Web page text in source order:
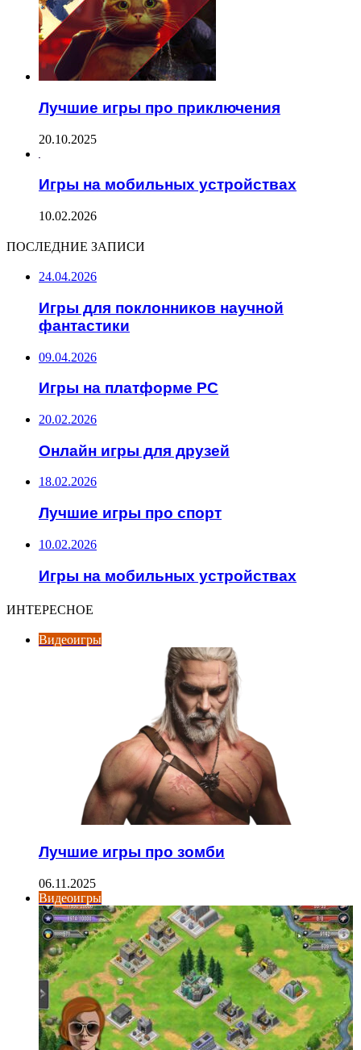
Лучшие игры про приключения
20.10.2025
Игры на мобильных устройствах
10.02.2026
ПОСЛЕДНИЕ ЗАПИСИ
24.04.2026
Игры для поклонников научной
фантастики
09.04.2026
Игры на платформе PC
20.02.2026
Онлайн игры для друзей
18.02.2026
Лучшие игры про спорт
10.02.2026
Игры на мобильных устройствах
ИНТЕРЕСНОЕ
Видеоигры
Лучшие игры про зомби
06.11.2025
Видеоигры